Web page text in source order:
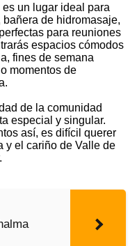
un lugar ideal para
de hidromasaje,
para reuniones
espacios cómodos
fines de semana
momentos de
de la comunidad
especial y singular.
así, es difícil querer
y el cariño de Valle de